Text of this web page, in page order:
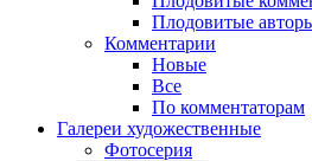
Плодовитые
Комментарии
Новые
Все
По комментаторам
Галереи художественные
Фотосерия